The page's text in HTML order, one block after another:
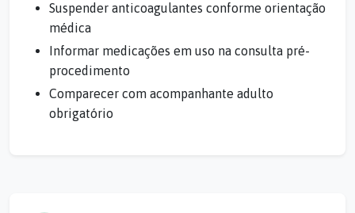
Suspender anticoagulantes conforme orientação
médica
Informar medicações em uso na consulta pré-
procedimento
Comparecer com acompanhante adulto
obrigatório